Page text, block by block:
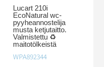
Lucart 210i
EcoNatural wc-
pyyheannostelija
musta ketjutaitto.
Valmistettu ♻︎
maitotölkeistä
WPA892344